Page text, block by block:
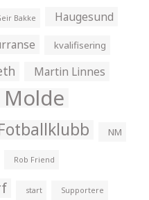
Bakke Haugesund
kvalifisering
Martin Linnes
Molde
NM
Rob Friend
start Supportere